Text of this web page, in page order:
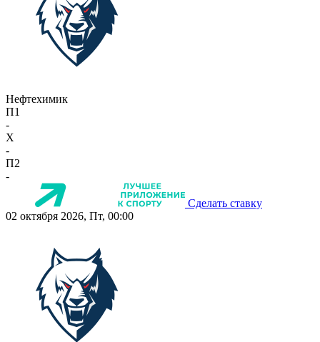
Нефтехимик
П1
-
X
-
П2
-
Сделать ставку
02 октября 2026, Пт, 00:00